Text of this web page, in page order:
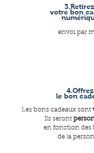
3.Retirez
votre bon
envoi par
4.Offrez
le bon
Les bons cadeaux sont
Ils seront
en fonction des
de la